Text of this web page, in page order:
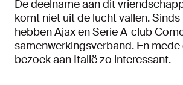
De deelname aan dit
komt niet uit de lucht vallen.
hebben Ajax en Serie A-club
samenwerkingsverband. En
bezoek aan Italië zo interessant.